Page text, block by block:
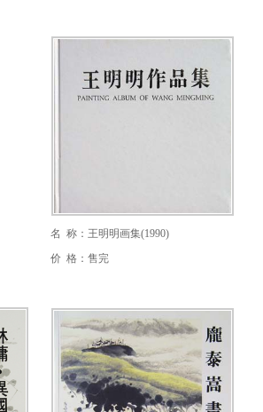
名 称：王明明画集(1990)
价 格：售完